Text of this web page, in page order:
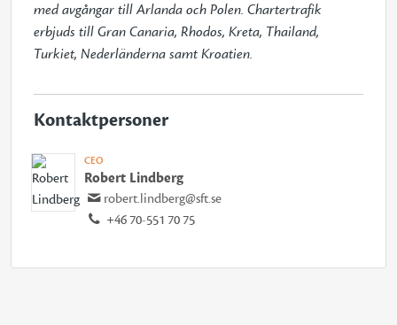
med avgångar till Arlanda och Polen. Chartertrafik
erbjuds till Gran Canaria, Rhodos, Kreta, Thailand,
Turkiet, Nederländerna samt Kroatien.
Kontaktpersoner
CEO
Robert Lindberg
robert.lindberg@sft.se
+46 70-551 70 75